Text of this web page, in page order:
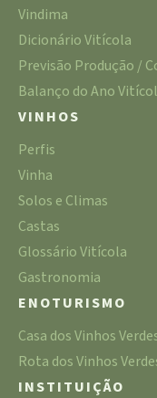
Vindima
Dicionário Vitícola
Previsão Produção /
Balanço do Ano
VINHOS
Perfis
Vinha
Solos e Climas
Castas
Glossário Vitícola
Gastronomia
ENOTURISMO
Casa dos Vinhos
Rota dos Vinhos
INSTITUIÇÃO